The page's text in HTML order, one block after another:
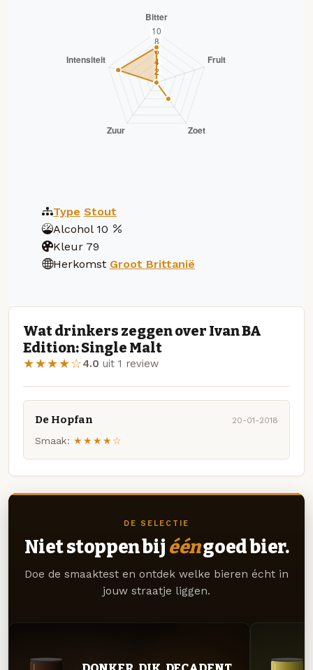
Type Stout
Alcohol 10
Kleur 79
Herkomst Groot Brittanië
Wat drinkers zeggen over Ivan BA
Edition: Single Malt
★★★★☆4.0 uit 1 review
De Hopfan 20-01-2018
Smaak: ★★★★☆
DE SELECTIE
Niet stoppen bij ééngoed bier.
Doe de smaaktest en ontdek welke bieren écht in
jouw straatje liggen.